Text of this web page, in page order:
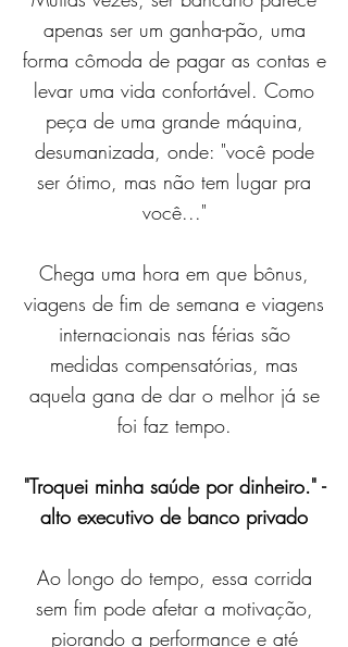
apenas ser um ganha-pão, uma
forma cômoda de pagar as contas e
levar uma vida confortável. Como
peça de uma grande máquina,
desumanizada, onde: "você pode
ser ótimo, mas não tem lugar pra
você..."
Chega uma hora em que bônus,
viagens de fim de semana e viagens
internacionais nas férias são
medidas compensatórias, mas
aquela gana de dar o melhor já se
foi faz tempo.
"Troquei minha saúde por dinheiro." -
alto executivo de banco privado
Ao longo do tempo, essa corrida
sem fim pode afetar a motivação,
piorando a performance e até